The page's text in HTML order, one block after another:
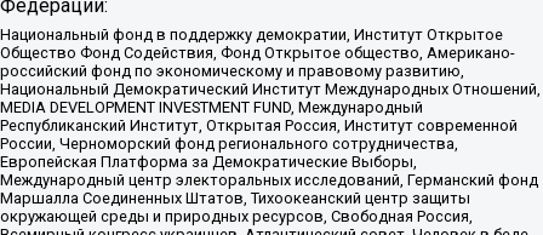
Федерации:
Национальный фонд в поддержку демократии, Институт Открытое
Общество Фонд Содействия, Фонд Открытое общество, Американо-
российский фонд по экономическому и правовому развитию,
Национальный Демократический Институт Международных Отношений,
MEDIA DEVELOPMENT INVESTMENT FUND, Международный
Республиканский Институт, Открытая Россия, Институт современной
России, Черноморский фонд регионального сотрудничества,
Европейская Платформа за Демократические Выборы,
Международный центр электоральных исследований, Германский фонд
Маршалла Соединенных Штатов, Тихоокеанский центр защиты
окружающей среды и природных ресурсов, Свободная Россия,